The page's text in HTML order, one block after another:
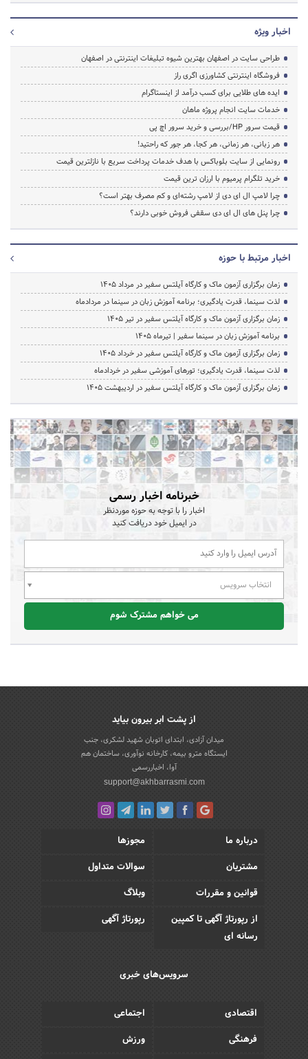
اخبار ویژه
طراحی سایت در اصفهان بهترین شیوه تبلیغات اینترنتی در اصفهان
فروشگاه اینترنتی کشاورزی اگری راز
ایده های طلایی برای کسب درآمد از اینستاگرام
خدمات سایت انجام پروژه ماهان
قیمت سرور HP/بررسی و خرید سرور اچ پی
هر زبانی، هر زمانی، هر کجا، هر جور که راحتید!
رونمایی از سایت بلوباکس با هدف خدمات پرداخت سریع با نازلترین قیمت
خرید تلگرام پرمیوم با ارزان ترین قیمت
چرا لامپ ال ای دی از لامپ رشته‌ای و کم مصرف بهتر است؟
چرا پنل های ال ای دی سقفی فروش خوبی دارند؟
اخبار مرتبط با حوزه
زمان برگزاری آزمون ماک و کارگاه آیلتس سفیر در مرداد 1405
لذت سینما، قدرت یادگیری؛ برنامه آموزش زبان در سینما در مردادماه
زمان برگزاری آزمون ماک و کارگاه آیلتس سفیر در تیر 1405
برنامه آموزش زبان در سینما سفیر | تیرماه ۱۴۰۵
زمان برگزاری آزمون ماک و کارگاه آیلتس سفیر در خرداد 1405
لذت سینما، قدرت یادگیری؛ تورهای آموزشی سفیر در خردادماه
زمان برگزاری آزمون ماک و کارگاه آیلتس سفیر در اردیبهشت 1405
خبرنامه اخبار رسمی
اخبار را با توجه به حوزه موردنظر
در ایمیل خود دریافت کنید
انتخاب سرویس
می خواهم مشترک شوم
از پشت ابر بیرون بیاید
میدان آزادی، ابتدای اتوبان شهید لشکری، جنب
ایستگاه مترو بیمه، کارخانه نوآوری، ساختمان هم
آوا، اخباررسمی
support@akhbarrasmi.com
درباره ما
مجوزها
مشتریان
سوالات متداول
قوانین و مقررات
وبلاگ
از رپورتاژ آگهی تا کمپین
رسانه ای
رپورتاژ آگهی
سرویس‌های خبری
اقتصادی
اجتماعی
فرهنگی
ورزش